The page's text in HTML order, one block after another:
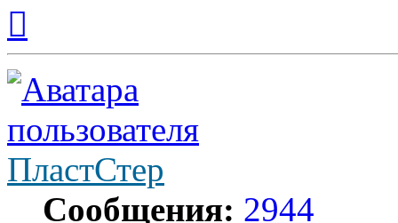
началу
ПластСтер
Сообщения: 2944